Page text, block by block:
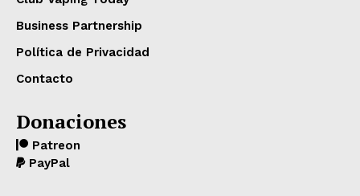
Business Partnership
Política de Privacidad
Contacto
Donaciones
Patreon
PayPal